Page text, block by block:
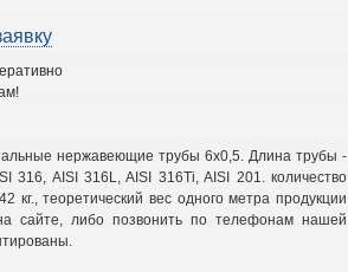
нержавеющие трубы 6х0,5. Длина трубы -
316, AISI 316L, AISI 316Ti, AISI 201. количество
теоретический вес одного метра продукции
сайте, либо позвонить по телефонам нашей